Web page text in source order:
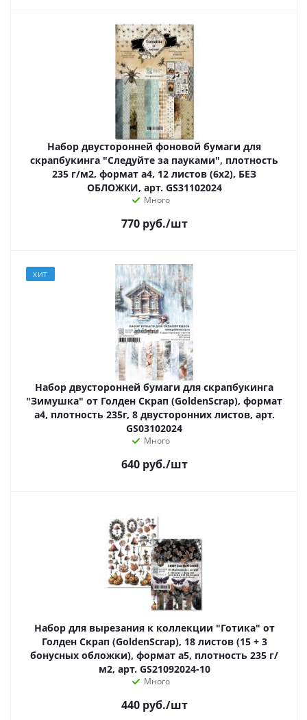
Набор двусторонней фоновой бумаги для
скрапбукинга "Следуйте за пауками", плотность
235 г/м2, формат а4, 12 листов (6х2), БЕЗ
ОБЛОЖКИ, арт. GS31102024
Много
770руб./шт
ХИТ
Набор двусторонней бумаги для скрапбукинга
"Зимушка" от Голден Скрап (GoldenScrap), формат
а4, плотность 235г, 8 двусторонних листов, арт.
GS03102024
Много
640руб./шт
Набор для вырезания к коллекции "Готика" от
Голден Скрап (GoldenScrap), 18 листов (15 + 3
бонусных обложки), формат а5, плотность 235 г/
м2, арт. GS21092024-10
Много
440руб./шт